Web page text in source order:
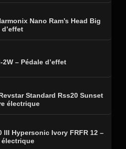
Nano Ram’s Head Big
– Pédale d’effet
Standard Rss20 Sunset
électrique
III Hypersonic Ivory FRFR 12 –